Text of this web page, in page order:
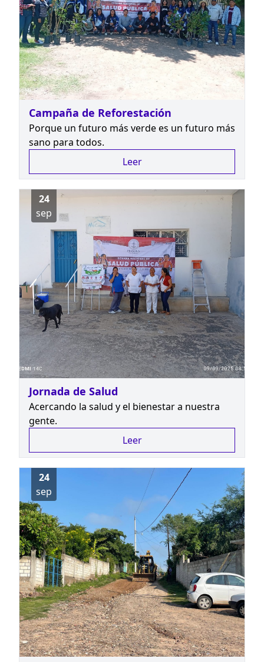
Campaña de Reforestación
Porque un futuro más verde es un futuro más
sano para todos.
Leer
24
sep
Jornada de Salud
Acercando la salud y el bienestar a nuestra
gente.
Leer
24
sep